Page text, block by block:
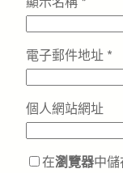
電子郵件地址 *
個人網站網址
在瀏覽器中